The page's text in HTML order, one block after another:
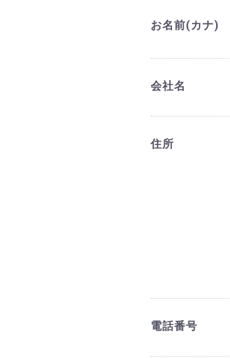
お名前(カナ)
会社名
住所
電話番号